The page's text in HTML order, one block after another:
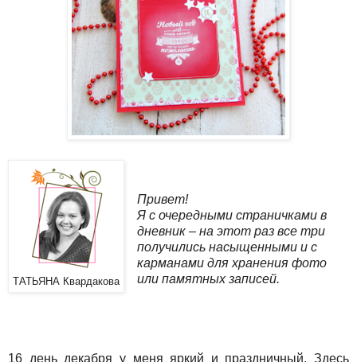
ТАТЬЯНА Квардакова
Привет!
Я с очередными страничками в
дневник – на этот раз все три
получились насыщенными и с
карманами для хранения фото
или памятных записей.
16 день декабря у меня яркий и праздничный. Здесь